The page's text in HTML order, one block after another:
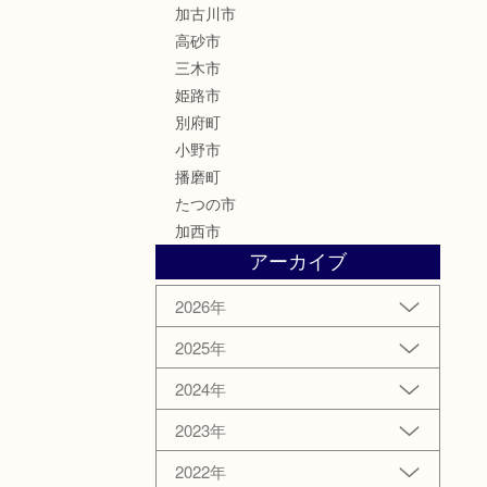
加古川市
高砂市
三木市
姫路市
別府町
小野市
播磨町
たつの市
加西市
アーカイブ
2026年
2025年
2024年
2023年
2022年